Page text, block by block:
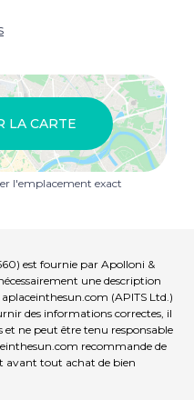
LA CARTE
l'emplacement exact
est fournie par Apolloni &
une description
(APITS Ltd.)
des informations correctes, il
et ne peut être tenu responsable
recommande de
avant tout achat de bien